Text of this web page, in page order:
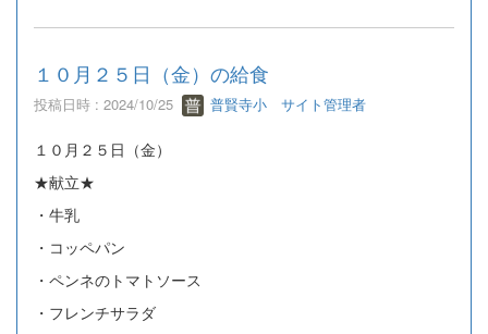
１０月２５日（金）の給食
投稿日時 : 2024/10/25 普賢寺小 サイト管理者
１０月２５日（金）
★献立★
・牛乳
・コッペパン
・ペンネのトマトソース
・フレンチサラダ